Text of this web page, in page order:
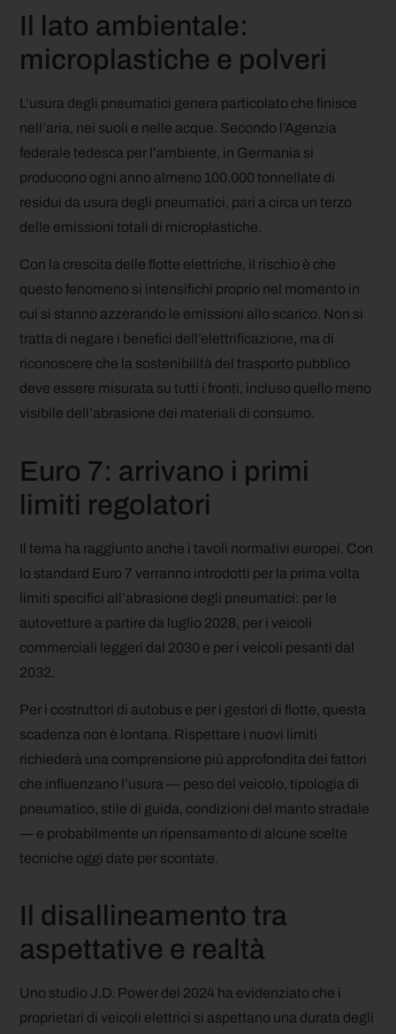
Il lato ambientale:
microplastiche e polveri
L’usura degli pneumatici genera particolato che finisce
nell’aria, nei suoli e nelle acque. Secondo l’Agenzia
federale tedesca per l’ambiente, in Germania si
producono ogni anno almeno 100.000 tonnellate di
residui da usura degli pneumatici, pari a circa un terzo
delle emissioni totali di microplastiche.
Con la crescita delle flotte elettriche, il rischio è che
questo fenomeno si intensifichi proprio nel momento in
cui si stanno azzerando le emissioni allo scarico. Non si
tratta di negare i benefici dell’elettrificazione, ma di
riconoscere che la sostenibilità del trasporto pubblico
deve essere misurata su tutti i fronti, incluso quello meno
visibile dell’abrasione dei materiali di consumo.
Euro 7: arrivano i primi
limiti regolatori
Il tema ha raggiunto anche i tavoli normativi europei. Con
lo standard Euro 7 verranno introdotti per la prima volta
limiti specifici all’abrasione degli pneumatici: per le
autovetture a partire da luglio 2028, per i veicoli
commerciali leggeri dal 2030 e per i veicoli pesanti dal
2032.
Per i costruttori di autobus e per i gestori di flotte, questa
scadenza non è lontana. Rispettare i nuovi limiti
richiederà una comprensione più approfondita dei fattori
che influenzano l’usura — peso del veicolo, tipologia di
pneumatico, stile di guida, condizioni del manto stradale
— e probabilmente un ripensamento di alcune scelte
tecniche oggi date per scontate.
Il disallineamento tra
aspettative e realtà
Uno studio J.D. Power del 2024 ha evidenziato che i
proprietari di veicoli elettrici si aspettano una durata degli